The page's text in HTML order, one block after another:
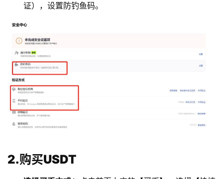
证），设置防钓鱼码。
2.购买USDT